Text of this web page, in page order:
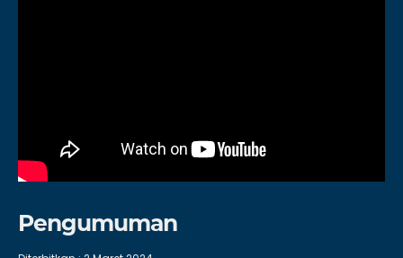
Pengumuman